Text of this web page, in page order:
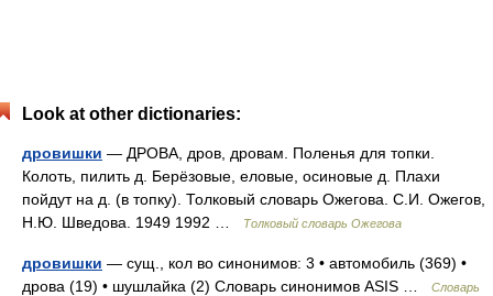
Look at other dictionaries:
дровишки — ДРОВА, дров, дровам. Поленья для топки.
Колоть, пилить д. Берёзовые, еловые, осиновые д. Плахи
пойдут на д. (в топку). Толковый словарь Ожегова. С.И. Ожегов,
Н.Ю. Шведова. 1949 1992 …
Толковый словарь Ожегова
дровишки — сущ., кол во синонимов: 3 • автомобиль (369) •
дрова (19) • шушлайка (2) Словарь синонимов ASIS …
Словарь